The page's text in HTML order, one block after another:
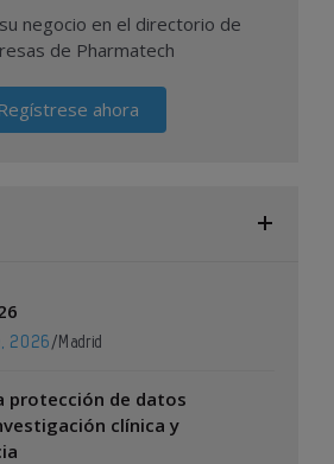
negocio en el directorio de
de Pharmatech
Regístrese ahora
2026 / Madrid
protección de datos
clínica y